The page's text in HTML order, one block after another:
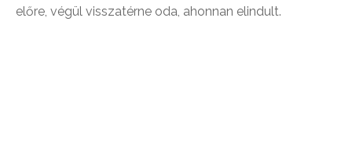
előre, végül visszatérne oda, ahonnan elindult.